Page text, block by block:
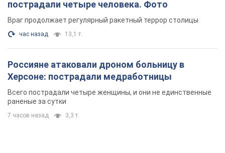
пострадали четыре человека. Фото
Враг продолжает регулярный ракетный террор столицы
час назад 13,1 т.
Россияне атаковали дроном больницу в
Херсоне: пострадали медработницы
Всего пострадали четыре женщины, и они не единственные
раненые за сутки
7 часов назад 3,3 т.